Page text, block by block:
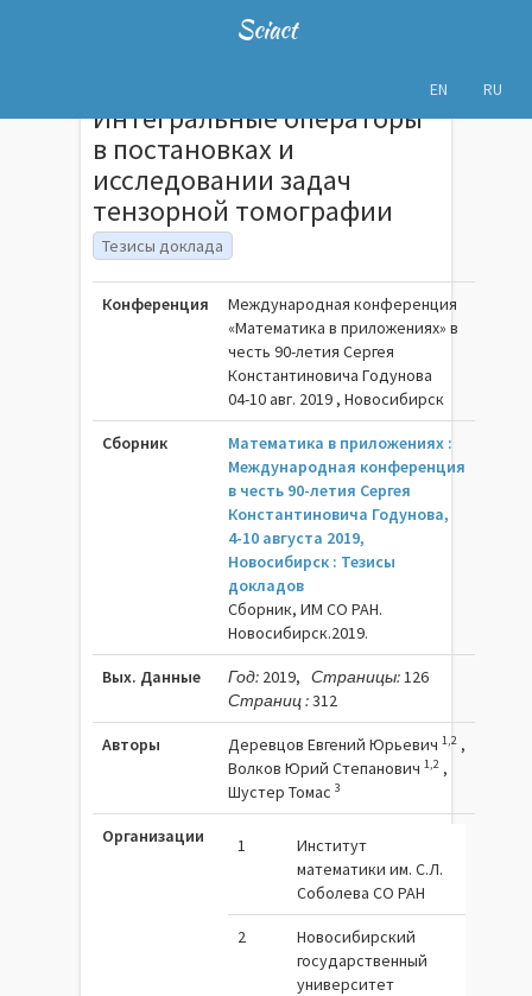
Sciact
EN RU
Интегральные операторы
в постановках и
исследовании задач
тензорной томографии
Тезисы доклада
Конференция
Международная конференция
«Математика в приложениях» в
честь 90-летия Сергея
Константиновича Годунова
04-10 авг. 2019 , Новосибирск
Сборник
Математика в приложениях :
Международная конференция
в честь 90-летия Сергея
Константиновича Годунова,
4-10 августа 2019,
Новосибирск : Тезисы
докладов
Сборник, ИМ СО РАН.
Новосибирск.2019.
Вых. Данные Год: 2019, Страницы:126
Страниц :312
Авторы Деревцов Евгений Юрьевич1,2 ,
Волков Юрий Степанович1,2 ,
Шустер Томас3
Организации 1
Институт
математики им. С.Л.
Соболева СО РАН
2
Новосибирский
государственный
университет